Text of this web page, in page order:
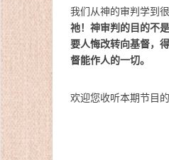
我们从神的审判学到很
祂！ 神审判的目的不
要人悔改转向基督，
督能作人的一切。
欢迎您收听本期节目的